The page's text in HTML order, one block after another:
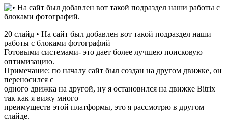
20 слайд • На сайт был добавлен вот такой подраздел наши
работы с блоками фотографий
Готовыми системами- это дает более лучшею поисковую
оптимизацию.
Примечание: по началу сайт был создан на другом движке, он
переносился с
одного движка на другой, ну я остановился на движке Bitrix
так как я вижу много
преимуществ этой платформы, это я рассмотрю в другом
слайде.